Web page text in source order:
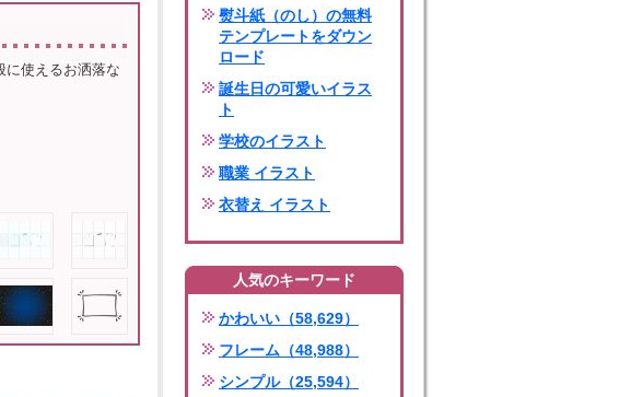
に使えるお洒落な
熨斗紙（のし）の無料
テンプレートをダウン
ロード
誕生日の可愛いイラス
ト
学校のイラスト
職業 イラスト
衣替え イラスト
人気のキーワード
かわいい（58,629）
フレーム（48,988）
シンプル（25,594）